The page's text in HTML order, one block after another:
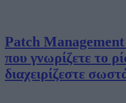
Patch
που γνωρίζετε το
διαχειρίζεστε